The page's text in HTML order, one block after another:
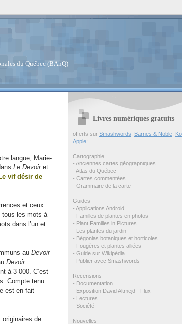
du Québec (BAnQ)
langue, Marie-
Le Devoiret
Le vif désir de
et ceux
tous les mots à
dans l’un et
au Devoir
Devoir
à 3 000. C’est
Compte tenu
est en fait
originaires de
Livres numériques gratuits
offerts sur Smashwords Barnes & Noble,
Apple:
Cartographie
- Anciennes cartes géographiques
- Atlas du Québec
- Cartes commentées
- Grammaire de la carte
Guides
- Applications Android
- Familles de plantes en photos
- Plant Families in Pictures
- Les plantes du jardin
- Bégonias botaniques et horticoles
- Fougères et plantes alliées
- Guide sur Wikipédia
- Publier avec Smashwords
Recensions
- Documentation
- Exposition David Altmejd - Flux
- Lectures
- Société
Nouvelles